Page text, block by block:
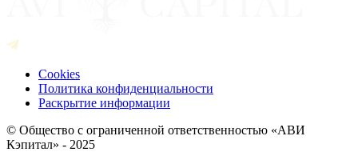
Cookies
Политика конфиденциальности
Раскрытие информации
© Общество с ограниченной ответственностью «АВИ
Кэпитал» - 2025